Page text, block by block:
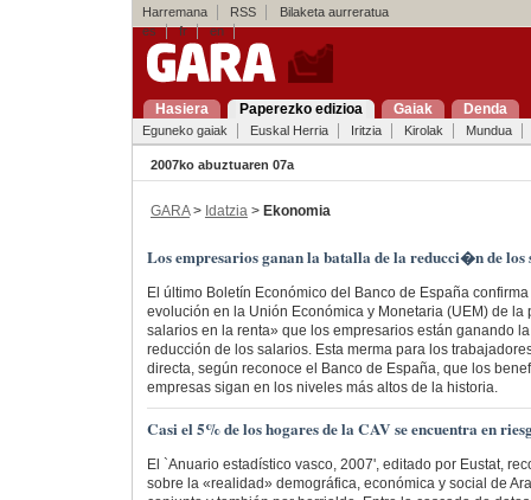
Harremana RSS
Bilaketa aurreratua
es
fr en
Hasiera Paperezko edizioa Gaiak Denda
Eguneko gaiak Euskal Herria Iritzia Kirolak Mundua
2007ko abuztuaren 07a
GARA> Idatzia > Ekonomia
Los empresarios ganan la batalla de la reducci�n de
El último Boletín Económico del Banco de España
evolución en la Unión Económica y Monetaria (UEM) de la
salarios en la renta» que los empresarios están ganando
reducción de los salarios. Esta merma para los
directa, según reconoce el Banco de España, que los
empresas sigan en los niveles más altos de la historia.
Casi el 5% de los hogares de la CAV se encuentra en
El `Anuario estadístico vasco, 2007', editado por Eustat,
sobre la «realidad» demográfica, económica y social de